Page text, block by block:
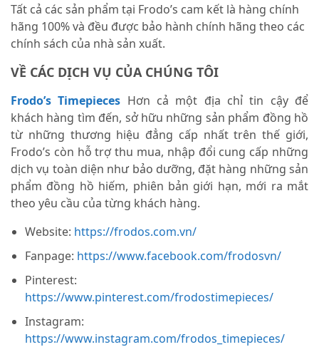
Tất cả các sản phẩm tại Frodo’s cam kết là hàng chính
hãng 100% và đều được bảo hành chính hãng theo các
chính sách của nhà sản xuất.
VỀ CÁC DỊCH VỤ CỦA CHÚNG TÔI
Frodo’s Timepieces Hơn cả một địa chỉ tin cậy để
khách hàng tìm đến, sở hữu những sản phẩm đồng hồ
từ những thương hiệu đẳng cấp nhất trên thế giới,
Frodo’s còn hỗ trợ thu mua, nhập đổi cung cấp những
dịch vụ toàn diện như bảo dưỡng, đặt hàng những sản
phẩm đồng hồ hiếm, phiên bản giới hạn, mới ra mắt
theo yêu cầu của từng khách hàng.
Website: https://frodos.com.vn/
Fanpage: https://www.facebook.com/frodosvn/
Pinterest:
https://www.pinterest.com/frodostimepieces/
Instagram:
https://www.instagram.com/frodos_timepieces/